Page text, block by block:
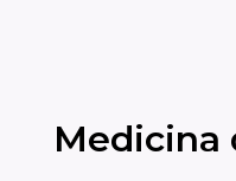
Medicina